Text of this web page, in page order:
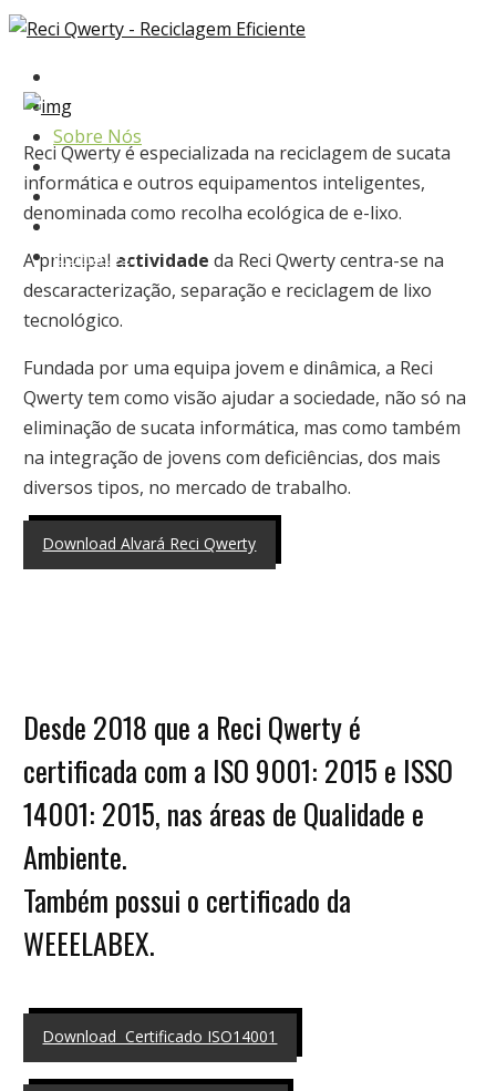
Eficiência
Sobre Nós
Recolha
Clientes
Notícias
Contatos
Reci Qwerty é especializada na reciclagem de sucata
informática e outros equipamentos inteligentes,
denominada como recolha ecológica de e-lixo.
A principal actividade da Reci Qwerty centra-se na
descaracterização, separação e reciclagem de lixo
tecnológico.
Fundada por uma equipa jovem e dinâmica, a Reci
Qwerty tem como visão ajudar a sociedade, não só na
eliminação de sucata informática, mas como também
na integração de jovens com deficiências, dos mais
diversos tipos, no mercado de trabalho.
Download Alvará Reci Qwerty
Desde 2018 que a Reci Qwerty é
certificada com a ISO 9001: 2015 e ISSO
14001: 2015, nas áreas de Qualidade e
Ambiente.
Também possui o certificado da
WEEELABEX.
Download Certificado ISO14001